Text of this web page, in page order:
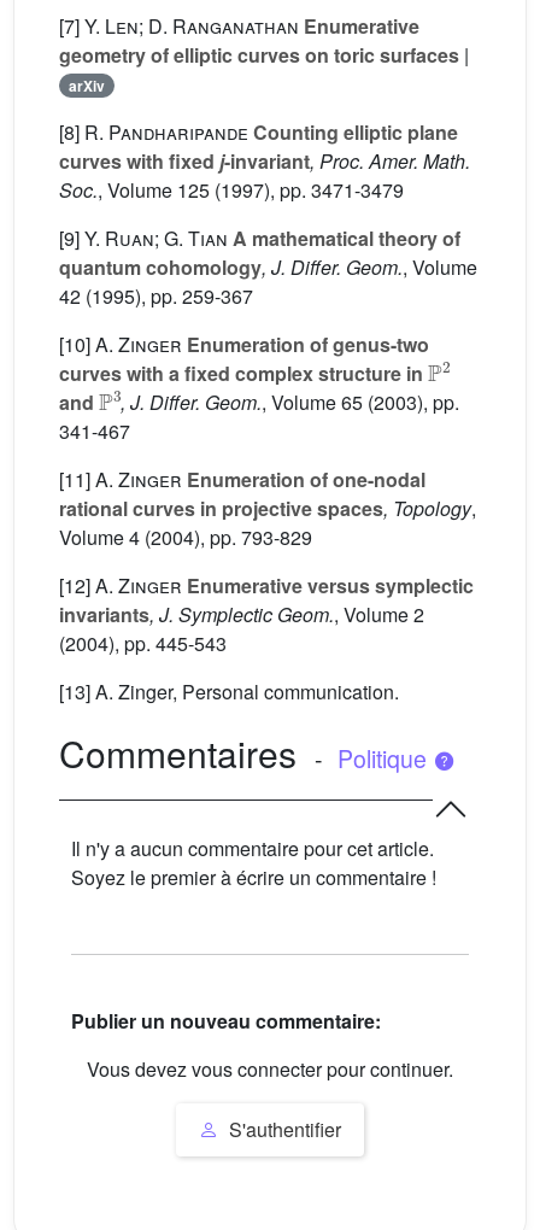
[7]Y. Len; D. Ranganathan Enumerative
geometry of elliptic curves on toric surfaces |
arXiv
[8] R. Pandharipande Counting elliptic plane
curves with fixed j-invariant, Proc. Amer. Math.
Soc., Volume 125 (1997), pp. 3471-3479
[9]Y. Ruan; G. Tian A mathematical theory of
quantum cohomology, J. Differ. Geom., Volume
42 (1995), pp. 259-367
[10]A. Zinger Enumeration of genus-two
curves with a fixed complex structure in
P2
and
P3
, J. Differ. Geom., Volume 65 (2003), pp.
341-467
[11]A. Zinger Enumeration of one-nodal
rational curves in projective spaces, Topology,
Volume 4 (2004), pp. 793-829
[12]A. Zinger Enumerative versus symplectic
invariants, J. Symplectic Geom., Volume 2
(2004), pp. 445-543
[13] A. Zinger, Personal communication.
Commentaires - Politique
Il n'y a aucun commentaire pour cet article.
Soyez le premier à écrire un commentaire !
Publier un nouveau commentaire:
Vous devez vous connecter pour continuer.
S'authentifier